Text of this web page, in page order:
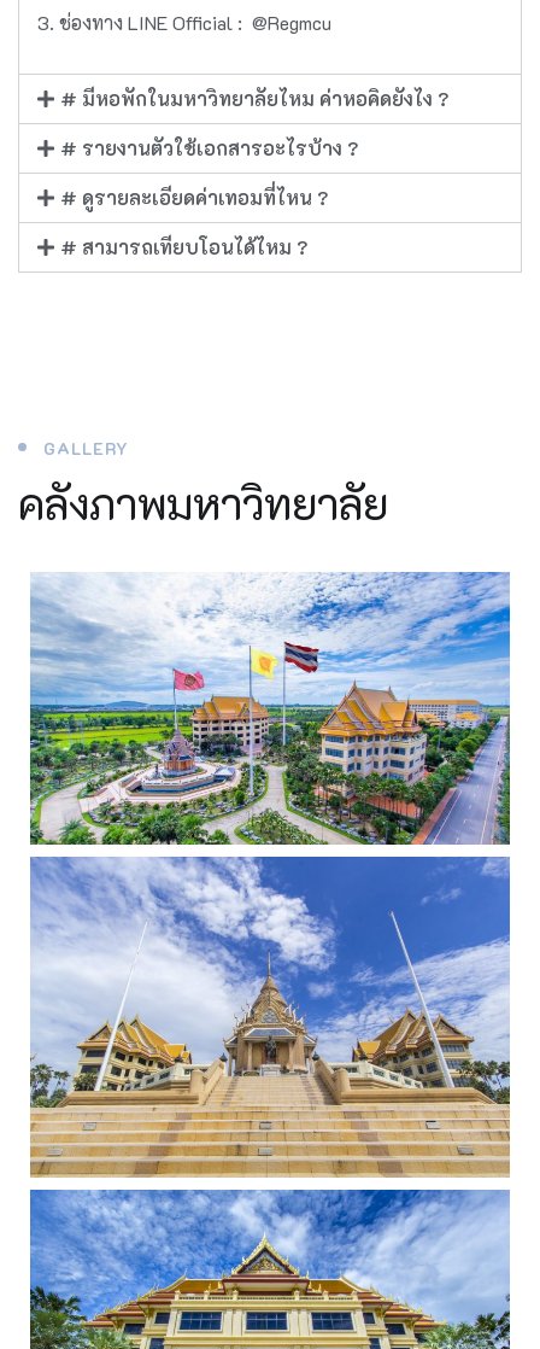
ช่องทาง LINE Official : @Regmcu
# มีหอพักในมหาวิทยาลัยไหม ค่าหอคิดยังไง ?
# รายงานตัวใช้เอกสารอะไรบ้าง ?
# ดูรายละเอียดค่าเทอมที่ไหน ?
# สามารถเทียบโอนได้ไหม ?
GALLERY
คลังภาพมหาวิทยาลัย